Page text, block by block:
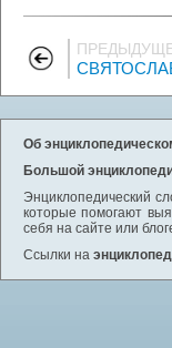
Об
Большой
Энциклопедический
которые помогают
себя на сайте или
Ссылки на